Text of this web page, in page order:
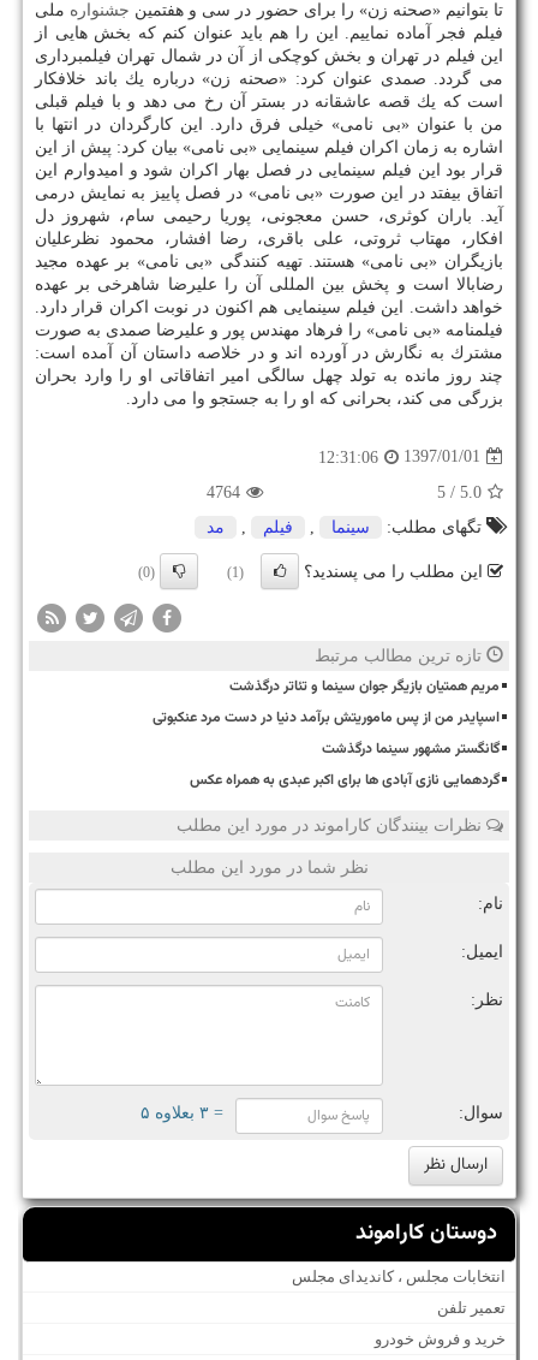
تا بتوانیم «صحنه زن» را برای حضور در سی و هفتمین جشنواره ملی
فیلم فجر آماده نماییم. این را هم باید عنوان كنم كه بخش هایی از
این فیلم در تهران و بخش كوچكی از آن در شمال تهران فیلمبرداری
می گردد. صمدی عنوان كرد: «صحنه زن» درباره یك باند خلافكار
است كه یك قصه عاشقانه در بستر آن رخ می دهد و با فیلم قبلی
من با عنوان «بی نامی» خیلی فرق دارد. این كارگردان در انتها با
اشاره به زمان اكران فیلم سینمایی «بی نامی» بیان كرد: پیش از این
قرار بود این فیلم سینمایی در فصل بهار اكران شود و امیدوارم این
اتفاق بیفتد در این صورت «بی نامی» در فصل پاییز به نمایش درمی
آید. باران كوثری، حسن معجونی، پوریا رحیمی سام، شهروز دل
افكار، مهتاب ثروتی، علی باقری، رضا افشار، محمود نظرعلیان
بازیگران «بی نامی» هستند. تهیه كنندگی «بی نامی» بر عهده مجید
رضابالا است و پخش بین المللی آن را علیرضا شاهرخی بر عهده
خواهد داشت. این فیلم سینمایی هم اكنون در نوبت اكران قرار دارد.
فیلمنامه «بی نامی» را فرهاد مهندس پور و علیرضا صمدی به صورت
مشترك به نگارش در آورده اند و در خلاصه داستان آن آمده است:
چند روز مانده به تولد چهل سالگی امیر اتفاقاتی او را وارد بحران
بزرگی می كند، بحرانی كه او را به جستجو وا می دارد.
1397/01/01
12:31:06
5.0
/ 5
4764
تگهای مطلب:
سینما , فیلم , مد
این مطلب را می پسندید؟ (1)
(0)
تازه ترین مطالب مرتبط
مریم همتیان بازیگر جوان سینما و تئاتر درگذشت
اسپایدر من از پس ماموریتش برآمد دنیا در دست مرد عنکبوتی
گانگستر مشهور سینما درگذشت
گردهمایی نازی آبادی ها برای اکبر عبدی به همراه عکس
نظرات بینندگان کاراموند در مورد این مطلب
نظر شما در مورد این مطلب
نام:
ایمیل:
نظر:
سوال: = ۳ بعلاوه ۵
دوستان کاراموند
انتخابات مجلس ، کاندیدای مجلس
تعمیر تلفن
خرید و فروش خودرو